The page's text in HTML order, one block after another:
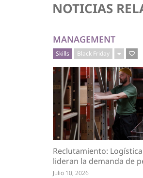
NOTICIAS
MANAGEMENT
Skills Black Friday
Reclutamiento:
lideran la demanda de
Julio 10, 2026